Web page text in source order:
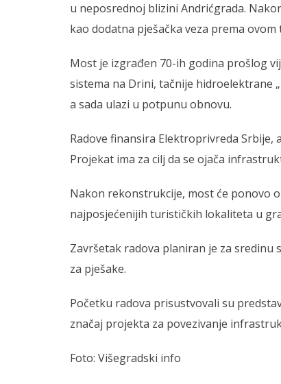
u neposrednoj blizini Andrićgrada.
kao dodatna pješačka veza prema
Most je izgrađen 70-ih godina prošlog
sistema na Drini, tačnije hidroelektrane
a sada ulazi u potpunu obnovu.
Radove finansira Elektroprivreda Srbije,
Projekat ima za cilj da se ojača
Nakon rekonstrukcije, most će ponovo
najposjećenijih turističkih lokaliteta u
Završetak radova planiran je za
za pješake.
Početku radova prisustvovali su
značaj projekta za povezivanje
Foto: Višegradski info